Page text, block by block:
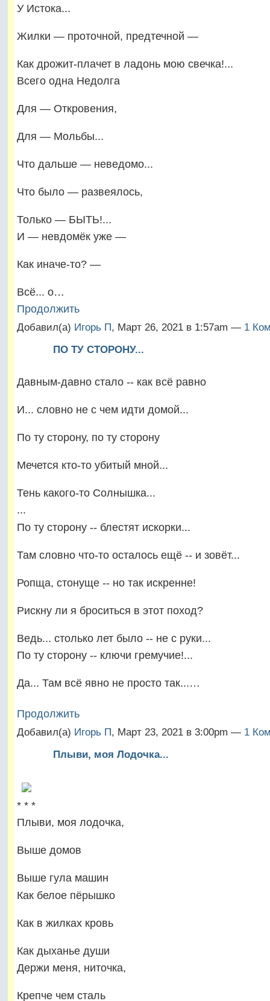
У Истока...
Жилки — проточной, предтечной —
Как дрожит-плачет в ладонь мою свечка!...
Всего одна Недолга
Для — Откровения,
Для — Мольбы...
Что дальше — неведомо...
Что было — развеялось,
Только — БЫТЬ!...
И — невдомёк уже —
Как иначе-то? —
Всё... о…
Продолжить
Добавил(а) Игорь П, Март 26, 2021 в 1:57am — 1
ПО ТУ СТОРОНУ...
Давным-давно стало -- как всё равно
И... словно не с чем идти домой...
По ту сторону, по ту сторону
Мечется кто-то убитый мной...
Тень какого-то Солнышка...
...
По ту сторону -- блестят искорки...
Там словно что-то осталось ещё -- и зовёт...
Ропща, стонуще -- но так искренне!
Рискну ли я броситься в этот поход?
Ведь... столько лет было -- не с руки...
По ту сторону -- ключи гремучие!...
Да... Там всё явно не просто так...…
Продолжить
Добавил(а) Игорь П, Март 23, 2021 в 3:00pm — 1
Плыви, моя Лодочка...
* * *
Плыви, моя лодочка,
Выше домов
Выше гула машин
Как белое пёрышко
Как в жилках кровь
Как дыханье души
Держи меня, ниточка,
Крепче чем сталь